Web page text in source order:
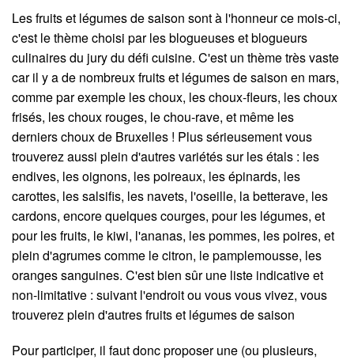
Les fruits et légumes de saison sont à l'honneur ce mois-ci,
c'est le thème choisi par les blogueuses et blogueurs
culinaires du jury du défi cuisine. C'est un thème très vaste
car il y a de nombreux fruits et légumes de saison en mars,
comme par exemple les choux, les choux-fleurs, les choux
frisés, les choux rouges, le chou-rave, et même les
derniers choux de Bruxelles ! Plus sérieusement vous
trouverez aussi plein d'autres variétés sur les étals : les
endives, les oignons, les poireaux, les épinards, les
carottes, les salsifis, les navets, l'oseille, la betterave, les
cardons, encore quelques courges, pour les légumes, et
pour les fruits, le kiwi, l'ananas, les pommes, les poires, et
plein d'agrumes comme le citron, le pamplemousse, les
oranges sanguines. C'est bien sûr une liste indicative et
non-limitative : suivant l'endroit ou vous vous vivez, vous
trouverez plein d'autres fruits et légumes de saison
Pour participer, il faut donc proposer une (ou plusieurs,